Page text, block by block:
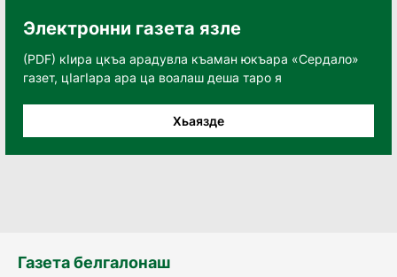
Электронни газета язле
(PDF) кӀира цкъа арадувла къаман юкъара «Сердало»
газет, цӀагӀара ара ца воалаш деша таро я
Хьаязде
Газета белгалонаш